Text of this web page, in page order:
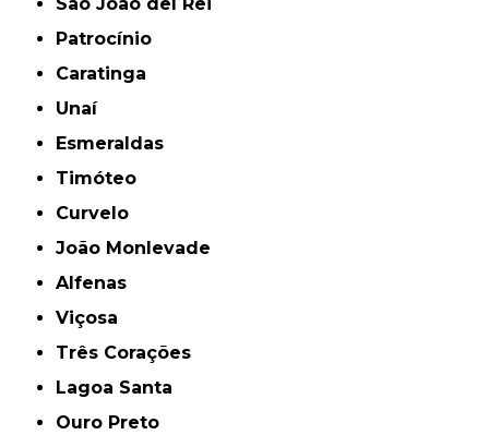
Patrocínio
Caratinga
Unaí
Esmeraldas
Timóteo
Curvelo
João Monlevade
Alfenas
Viçosa
Três Corações
Lagoa Santa
Ouro Preto